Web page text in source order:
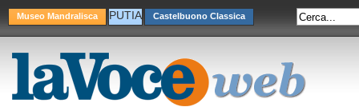
Museo Mandralisca PUTIA Castelbuono Classica